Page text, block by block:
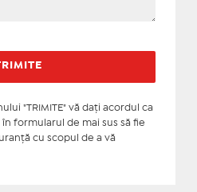
"TRIMITE" vă daţi acordul ca
formularul de mai sus să fie
cu scopul de a vă